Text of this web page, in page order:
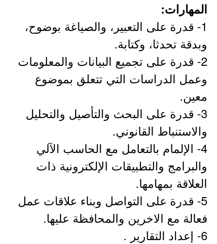
المهارات:
1- قدرة على التعبير، والصياغة بوضوح،
وبدقة تحدثا، وكتابة.
2- قدرة على تجميع البيانات والمعلومات
وعمل الدراسات التي تتعلق بموضوع
معين.
3- قدرة على البحث والتأصيل والتحليل
والاستنباط القانوني.
4- الإلمام بالتعامل مع الحاسب الآلي
والبرامج والتطبيقات الإلكترونية ذات
العلاقة بمهامها.
5- قدرة على التواصل وبناء علاقات عمل
فعالة مع الاخرين والمحافظة عليها.
6- إعداد التقارير .